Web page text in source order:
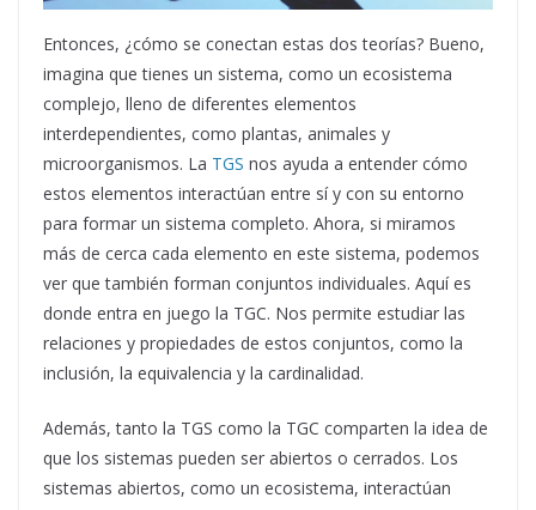
Entonces, ¿cómo se conectan estas dos teorías? Bueno,
imagina que tienes un sistema, como un ecosistema
complejo, lleno de diferentes elementos
interdependientes, como plantas, animales y
microorganismos. La TGS nos ayuda a entender cómo
estos elementos interactúan entre sí y con su entorno
para formar un sistema completo. Ahora, si miramos
más de cerca cada elemento en este sistema, podemos
ver que también forman conjuntos individuales. Aquí es
donde entra en juego la TGC. Nos permite estudiar las
relaciones y propiedades de estos conjuntos, como la
inclusión, la equivalencia y la cardinalidad.
Además, tanto la TGS como la TGC comparten la idea de
que los sistemas pueden ser abiertos o cerrados. Los
sistemas abiertos, como un ecosistema, interactúan